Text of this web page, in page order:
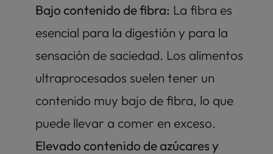
Bajo contenido de fibra: La fibra es
esencial para la digestión y para la
sensación de saciedad. Los alimentos
ultraprocesados suelen tener un
contenido muy bajo de fibra, lo que
puede llevar a comer en exceso.
Elevado contenido de azúcares y